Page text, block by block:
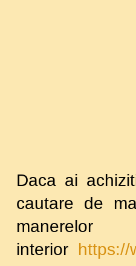
Daca ai
cautare de
interior https://